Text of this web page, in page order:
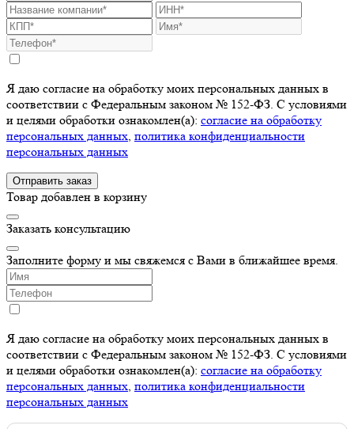
Я даю согласие на обработку моих персональных данных в
соответствии с Федеральным законом № 152-ФЗ. С условиями
и целями обработки ознакомлен(а): cогласие на обработку
персональных данных, политика конфиденциальности
персональных данных
Отправить заказ
Товар добавлен в корзину
Заказать консультацию
Заполните форму и мы свяжемся с Вами в ближайшее время.
Я даю согласие на обработку моих персональных данных в
соответствии с Федеральным законом № 152-ФЗ. С условиями
и целями обработки ознакомлен(а): cогласие на обработку
персональных данных, политика конфиденциальности
персональных данных